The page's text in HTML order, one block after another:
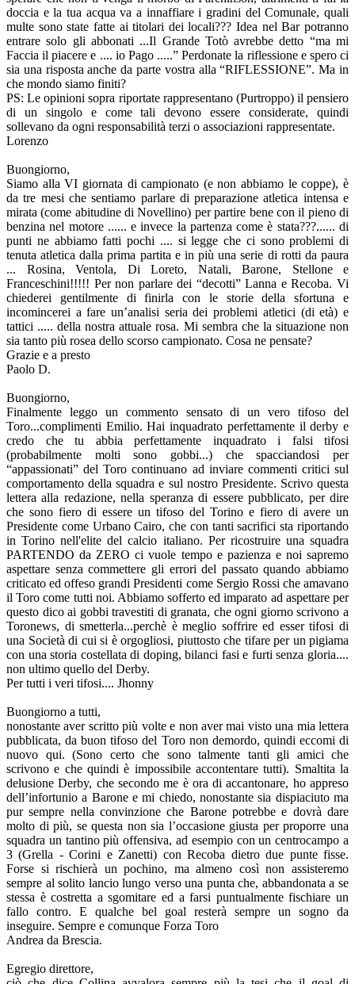
doccia e la tua acqua va a innaffiare i gradini del Comunale, quali
multe sono state fatte ai titolari dei locali??? Idea nel Bar potranno
entrare solo gli abbonati ...Il Grande Totò avrebbe detto “ma mi
Faccia il piacere e .... io Pago .....” Perdonate la riflessione e spero ci
sia una risposta anche da parte vostra alla “RIFLESSIONE”. Ma in
che mondo siamo finiti?
PS: Le opinioni sopra riportate rappresentano (Purtroppo) il pensiero
di un singolo e come tali devono essere considerate, quindi
sollevano da ogni responsabilità terzi o associazioni rappresentate.
Lorenzo
Buongiorno,
Siamo alla VI giornata di campionato (e non abbiamo le coppe), è
da tre mesi che sentiamo parlare di preparazione atletica intensa e
mirata (come abitudine di Novellino) per partire bene con il pieno di
benzina nel motore ...... e invece la partenza come è stata???...... di
punti ne abbiamo fatti pochi .... si legge che ci sono problemi di
tenuta atletica dalla prima partita e in più una serie di rotti da paura
... Rosina, Ventola, Di Loreto, Natali, Barone, Stellone e
Franceschini!!!!! Per non parlare dei “decotti” Lanna e Recoba. Vi
chiederei gentilmente di finirla con le storie della sfortuna e
incomincerei a fare un’analisi seria dei problemi atletici (di età) e
tattici ..... della nostra attuale rosa. Mi sembra che la situazione non
sia tanto più rosea dello scorso campionato. Cosa ne pensate?
Grazie e a presto
Paolo D.
Buongiorno,
Finalmente leggo un commento sensato di un vero tifoso del
Toro...complimenti Emilio. Hai inquadrato perfettamente il derby e
credo che tu abbia perfettamente inquadrato i falsi tifosi
(probabilmente molti sono gobbi...) che spacciandosi per
“appassionati” del Toro continuano ad inviare commenti critici sul
comportamento della squadra e sul nostro Presidente. Scrivo questa
lettera alla redazione, nella speranza di essere pubblicato, per dire
che sono fiero di essere un tifoso del Torino e fiero di avere un
Presidente come Urbano Cairo, che con tanti sacrifici sta riportando
in Torino nell'elite del calcio italiano. Per ricostruire una squadra
PARTENDO da ZERO ci vuole tempo e pazienza e noi sapremo
aspettare senza commettere gli errori del passato quando abbiamo
criticato ed offeso grandi Presidenti come Sergio Rossi che amavano
il Toro come tutti noi. Abbiamo sofferto ed imparato ad aspettare per
questo dico ai gobbi travestiti di granata, che ogni giorno scrivono a
Toronews, di smetterla...perchè è meglio soffrire ed esser tifosi di
una Società di cui si è orgogliosi, piuttosto che tifare per un pigiama
con una storia costellata di doping, bilanci fasi e furti senza gloria....
non ultimo quello del Derby.
Per tutti i veri tifosi.... Jhonny
Buongiorno a tutti,
nonostante aver scritto più volte e non aver mai visto una mia lettera
pubblicata, da buon tifoso del Toro non demordo, quindi eccomi di
nuovo qui. (Sono certo che sono talmente tanti gli amici che
scrivono e che quindi è impossibile accontentare tutti). Smaltita la
delusione Derby, che secondo me è ora di accantonare, ho appreso
dell’infortunio a Barone e mi chiedo, nonostante sia dispiaciuto ma
pur sempre nella convinzione che Barone potrebbe e dovrà dare
molto di più, se questa non sia l’occasione giusta per proporre una
squadra un tantino più offensiva, ad esempio con un centrocampo a
3 (Grella - Corini e Zanetti) con Recoba dietro due punte fisse.
Forse si rischierà un pochino, ma almeno così non assisteremo
sempre al solito lancio lungo verso una punta che, abbandonata a se
stessa è costretta a sgomitare ed a farsi puntualmente fischiare un
fallo contro. E qualche bel goal resterà sempre un sogno da
inseguire. Sempre e comunque Forza Toro
Andrea da Brescia.
Egregio direttore,